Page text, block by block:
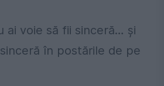
ai voie să fii sinceră… și
în postările de pe